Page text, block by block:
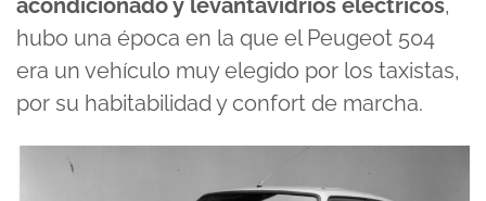
acondicionado y levantavidrios eléctricos,
hubo una época en la que el Peugeot 504
era un vehículo muy elegido por los taxistas,
por su habitabilidad y confort de marcha.